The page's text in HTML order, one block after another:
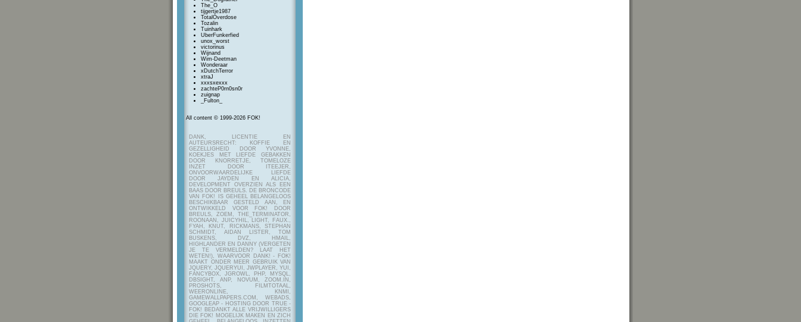
The_O
tijgertje1987
TotalOverdose
Tozalin
Tuinhark
UberFunkerfied
unox_worst
victorinus
Wijnand
Wim-Deetman
Wonderaar
xDutchTerror
xtraJ
xxxsxexxx
zachteP0rn0sn0r
zuignap
_Fulton_
All content © 1999-2026 FOK!
DANK, LICENTIE EN
AUTEURSRECHT: KOFFIE EN
GEZELLIGHEID DOOR YVONNE,
KOEKJES MET LIEFDE GEBAKKEN
DOOR KNORRETJE, TOMELOZE
INZET DOOR ITEEJER,
ONVOORWAARDELIJKE LIEFDE
DOOR JAYDEN EN ALICIA,
DEVELOPMENT OVERZIEN ALS EEN
BAAS DOOR BREULS. DE BRONCODE
VAN FOK! IS GEHEEL BELANGELOOS
BESCHIKBAAR GESTELD AAN, EN
ONTWIKKELD VOOR FOK! DOOR
BREULS, ZOEM, THE_TERMINATOR,
ROONAAN, JUICYHIL, LIGHT, FAUX.,
FYAH, KNUT, RICKMANS, STEPHAN
SCHMIDT, AIDAN LISTER, TOM
BUSKENS, DVZ, HMAIL,
HIGHLANDER EN DANNY (VERGETEN
JE TE VERMELDEN? LAAT HET
WETEN!), WAARVOOR DANK! - FOK!
MAAKT ONDER MEER GEBRUIK VAN
JQUERY, JQUERYUI, JWPLAYER, YUI,
FANCYBOX, JGROWL, PHP, MYSQL,
DBSIGHT, ANP, NOVUM, ZOOM.IN,
PROSHOTS, FILMTOTAAL,
WEERONLINE, KNMI,
GAMEWALLPAPERS.COM, WEBADS,
GOOGLEAP - HOSTING DOOR TRUE -
FOK! BEDANKT ALLE VRIJWILLIGERS
DIE FOK! MOGELIJK MAKEN EN ZICH